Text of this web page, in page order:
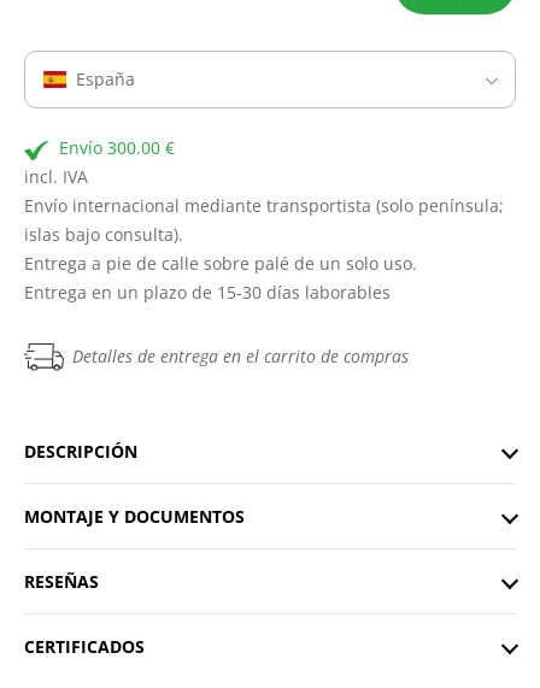
España
Envío 300.00 €
incl. IVA
Envío internacional mediante transportista (solo península;
islas bajo consulta).
Entrega a pie de calle sobre palé de un solo uso.
Entrega en un plazo de 15-30 días laborables
Detalles de entrega en el carrito de compras
DESCRIPCIÓN
MONTAJE Y DOCUMENTOS
RESEÑAS
CERTIFICADOS